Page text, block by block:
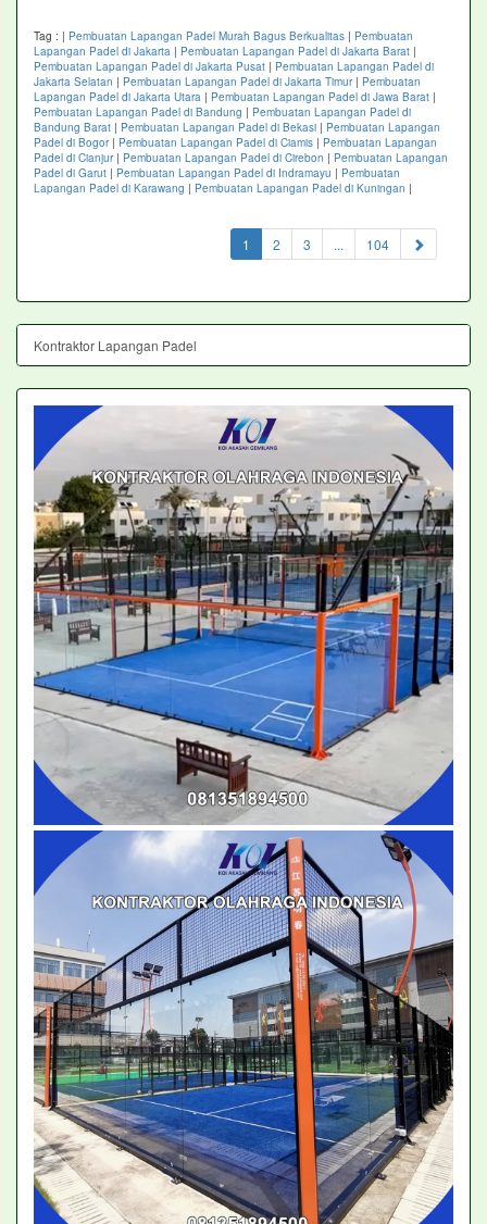
Tag : | Pembuatan Lapangan Padel Murah Bagus Berkualitas | Pembuatan
Lapangan Padel di Jakarta | Pembuatan Lapangan Padel di Jakarta Barat |
Pembuatan Lapangan Padel di Jakarta Pusat | Pembuatan Lapangan Padel di
Jakarta Selatan | Pembuatan Lapangan Padel di Jakarta Timur| Pembuatan
Lapangan Padel di Jakarta Utara | Pembuatan Lapangan Padel di Jawa Barat |
Pembuatan Lapangan Padel di Bandung | Pembuatan Lapangan Padel di
Bandung Barat | Pembuatan Lapangan Padel di Bekasi | Pembuatan Lapangan
Padel di Bogor| Pembuatan Lapangan Padel di Ciamis | Pembuatan Lapangan
Padel di Cianjur| Pembuatan Lapangan Padel di Cirebon | Pembuatan Lapangan
Padel di Garut | Pembuatan Lapangan Padel di Indramayu | Pembuatan
Lapangan Padel di Karawang | Pembuatan Lapangan Padel di Kuningan |
1 (current)
2 3 ... 104
Kontraktor Lapangan Padel